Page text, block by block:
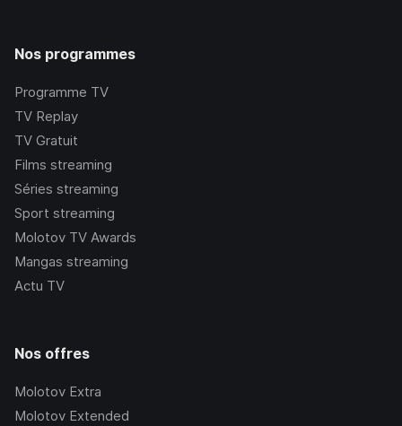
Nos programmes
Programme TV
TV Replay
TV Gratuit
Films streaming
Séries streaming
Sport streaming
Molotov TV Awards
Mangas streaming
Actu TV
Nos offres
Molotov Extra
Molotov Extended